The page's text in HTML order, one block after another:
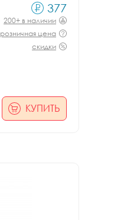
377
200+ в наличии
розничная цена
скидки
КУПИТЬ